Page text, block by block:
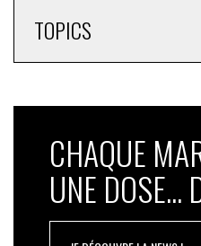
TOPICS
CHAQUE
UNE DOSE...